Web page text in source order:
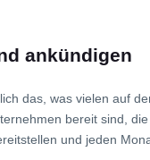
ankündigen
das, was vielen auf
bereit sind,
und jeden